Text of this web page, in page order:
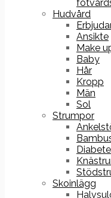
Hudvård
Ansikte
Make
Baby
Hår
Kropp
Män
Sol
Strumpor
Skoinlägg